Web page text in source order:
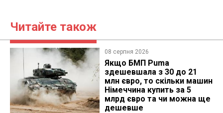
Читайте також
08 серпня 2026
Якщо БМП Puma
здешевшала з 30 до 21
млн євро, то скільки машин
Німеччина купить за 5
млрд євро та чи можна ще
дешевше